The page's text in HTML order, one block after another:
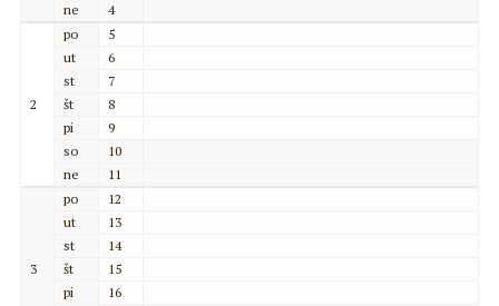
ne
4
2
po
5
ut
6
st
7
št
8
pi
9
so
10
ne
11
3
po
12
ut
13
st
14
št
15
pi
16